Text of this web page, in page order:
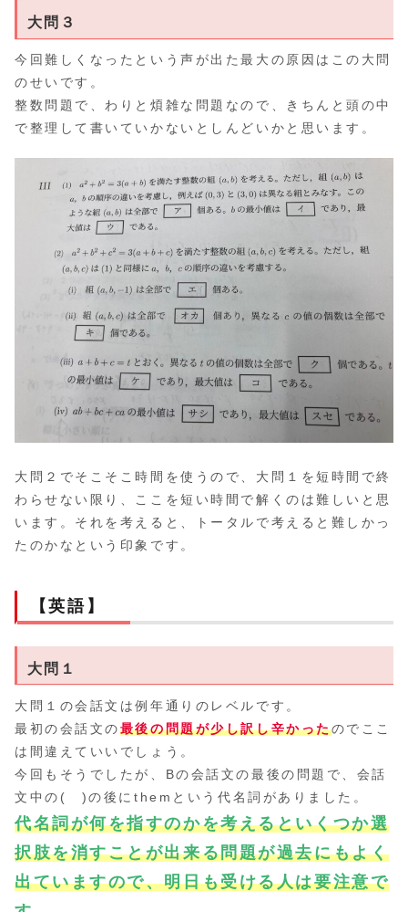
大問３
今回難しくなったという声が出た最大の原因はこの大問
のせいです。
整数問題で、わりと煩雑な問題なので、きちんと頭の中
で整理して書いていかないとしんどいかと思います。
大問２でそこそこ時間を使うので、大問１を短時間で終
わらせない限り、ここを短い時間で解くのは難しいと思
います。それを考えると、トータルで考えると難しかっ
たのかなという印象です。
【英語】
大問１
大問１の会話文は例年通りのレベルです。
最初の会話文の最後の問題が少し訳し辛かったのでここ
は間違えていいでしょう。
今回もそうでしたが、Bの会話文の最後の問題で、会話
文中の( )の後にthemという代名詞がありました。
代名詞が何を指すのかを考えるといくつか選
択肢を消すことが出来る問題が過去にもよく
出ていますので、明日も受ける人は要注意で